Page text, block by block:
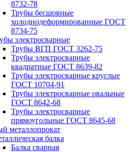
8732-78
Трубы бесшовные
холоднодеформированные ГОСТ
8734-75
электросварные
Трубы ВГП ГОСТ 3262-75
Трубы электросварные
квадратные ГОСТ 8639-82
Трубы электросварные круглые
ГОСТ 10704-91
Трубы электросварные овальные
ГОСТ 8642-68
Трубы электросварные
прямоугольные ГОСТ 8645-68
металлопрокат
балка
Балка сварная